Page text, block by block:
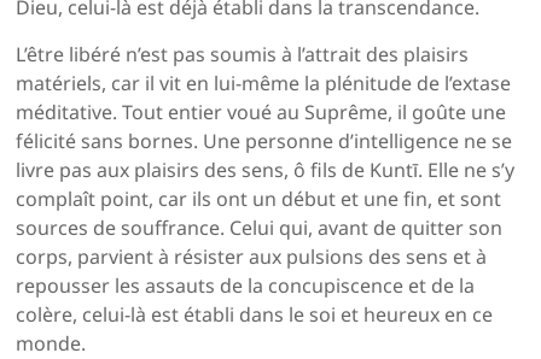
Dieu, celui-là est déjà établi dans la transcendance.
L’être libéré n’est pas soumis à l’attrait des plaisirs
matériels, car il vit en lui-même la plénitude de l’extase
méditative. Tout entier voué au Suprême, il goûte une
félicité sans bornes. Une personne d’intelligence ne se
livre pas aux plaisirs des sens, ô fils de Kuntī. Elle ne s’y
complaît point, car ils ont un début et une fin, et sont
sources de souffrance. Celui qui, avant de quitter son
corps, parvient à résister aux pulsions des sens et à
repousser les assauts de la concupiscence et de la
colère, celui-là est établi dans le soi et heureux en ce
monde.